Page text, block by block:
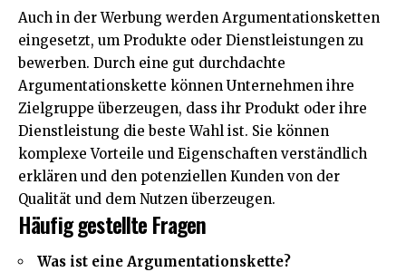
Auch in der Werbung werden Argumentationsketten
eingesetzt, um Produkte oder Dienstleistungen zu
bewerben. Durch eine gut durchdachte
Argumentationskette können Unternehmen ihre
Zielgruppe überzeugen, dass ihr Produkt oder ihre
Dienstleistung die beste Wahl ist. Sie können
komplexe Vorteile und Eigenschaften verständlich
erklären und den potenziellen Kunden von der
Qualität und dem Nutzen überzeugen.
Häufig gestellte Fragen
Was ist eine Argumentationskette?